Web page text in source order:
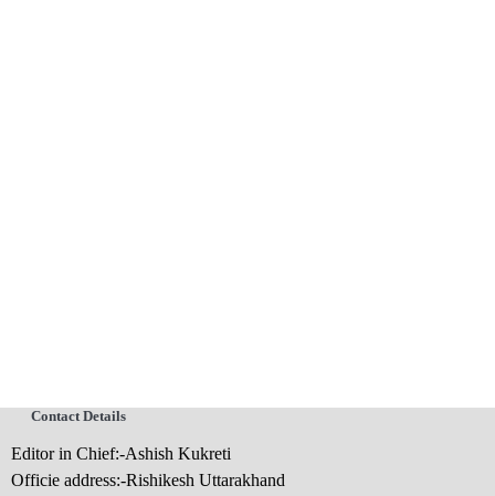
Contact Details
Editor in Chief:-Ashish Kukreti
Officie address:-Rishikesh Uttarakhand